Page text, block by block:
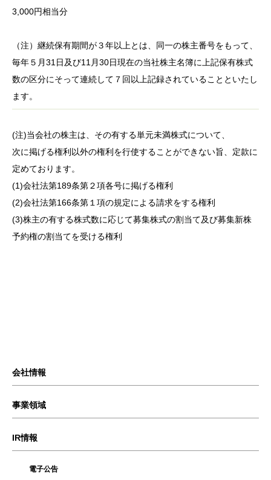
3,000円相当分
（注）継続保有期間が３年以上とは、同一の株主番号をもって、
毎年５月31日及び11月30日現在の当社株主名簿に上記保有株式
数の区分にそって連続して７回以上記録されていることといたし
ます。
(注)当会社の株主は、その有する単元未満株式について、
次に掲げる権利以外の権利を行使することができない旨、定款に
定めております。
(1)会社法第189条第２項各号に掲げる権利
(2)会社法第166条第１項の規定による請求をする権利
(3)株主の有する株式数に応じて募集株式の割当て及び募集新株
予約権の割当てを受ける権利
会社情報
事業領域
IR情報
電子公告